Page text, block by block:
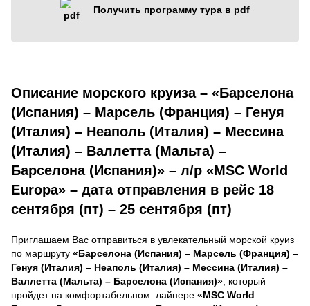
Получить программу тура в pdf
Описание морского круиза – «Барселона
(Испания) – Марсель (Франция) – Генуя
(Италия) – Неаполь (Италия) – Мессина
(Италия) – Валлетта (Мальта) –
Барселона (Испания)» – л/р «MSC World
Europa» – дата отправления в рейс 18
сентября (пт) – 25 сентября (пт)
Приглашаем Вас отправиться в увлекательный морской круиз
по маршруту «Барселона (Испания) – Марсель (Франция) –
Генуя (Италия) – Неаполь (Италия) – Мессина (Италия) –
Валлетта (Мальта) – Барселона (Испания)» , который
пройдет на комфортабельном лайнере «MSC World